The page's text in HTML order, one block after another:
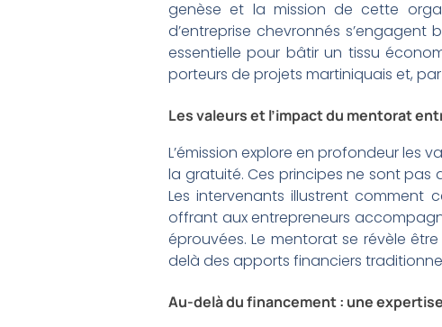
genèse et la mission de cette
d’entreprise chevronnés
essentielle pour bâtir un tissu
porteurs de projets martiniquais et,
Les valeurs et l’impact du mentorat
L’émission explore en profondeur les
la gratuité. Ces principes ne sont pas
Les intervenants illustrent comment
offrant aux entrepreneurs
éprouvées. Le mentorat se révèle
delà des apports financiers
Au-delà du financement : une